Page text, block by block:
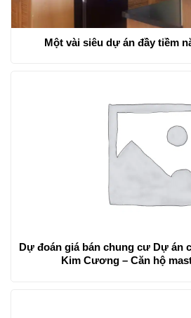
Một vài siêu dự án đầy tiềm
Dự đoán giá bán chung cư Dự án
Kim Cương – Căn hộ